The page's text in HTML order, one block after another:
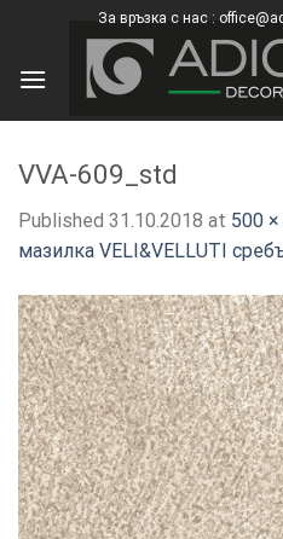
content
За връзка с нас :
VVA-609_std
Published 31.10.2018 at 500
мазилка VELI&VELLUTI
×